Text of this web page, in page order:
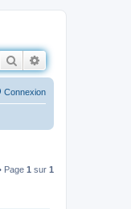
Rechercher
Connexion
Page 1 sur 1